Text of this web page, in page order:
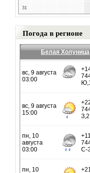
31
Погода в регионе
Белая Холуница